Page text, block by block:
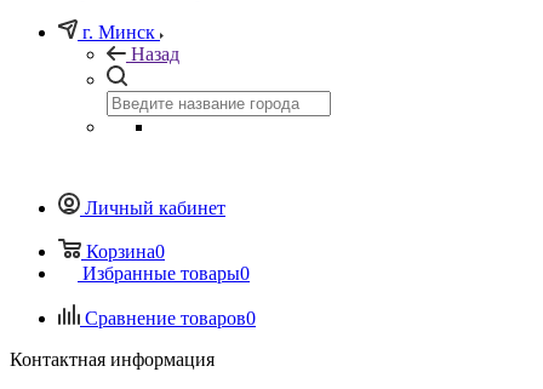
г. Минск
Назад
Личный кабинет
Корзина0
Избранные товары0
Сравнение товаров0
Контактная информация